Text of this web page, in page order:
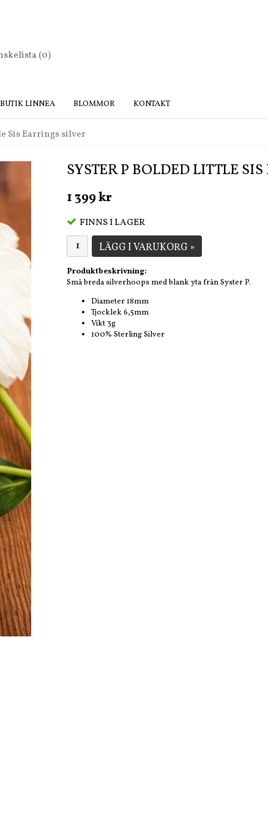
(0)
LINNEA BLOMMOR KONTAKT
Sis Earrings silver
SYSTER P BOLDED LITTLE
1 399 kr
FINNS I LAGER
LÄGG I VARUKORG »
Produktbeskrivning:
Små breda silverhoops med blank yta från Syster P.
Diameter 18mm
Tjocklek 6,5mm
Vikt 3g
100% Sterling Silver